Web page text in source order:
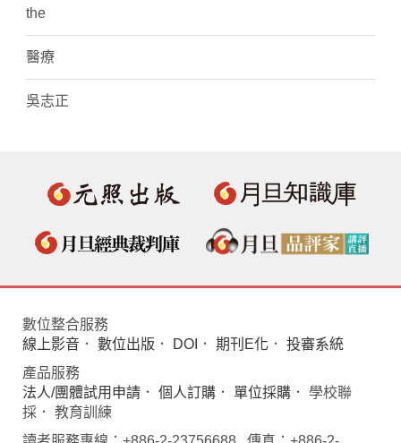
the
醫療
吳志正
數位整合服務
線上影音 ． 數位出版 ． DOI ． 期刊E化 ． 投審系統
產品服務
法人/團體試用申請 ． 個人訂購 ． 單位採購 ． 學校聯
採． 教育訓練